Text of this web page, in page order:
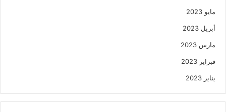
مايو 2023
أبريل 2023
مارس 2023
فبراير 2023
يناير 2023